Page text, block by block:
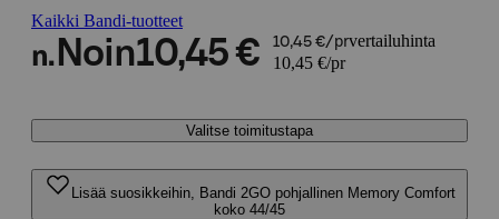
Kaikki Bandi-tuotteet
n. Noin10,45 € 10,45 €/prvertailuhinta
10,45 €/pr
Valitse toimitustapa
Lisää suosikkeihin, Bandi 2GO pohjallinen Memory Comfort
koko 44/45